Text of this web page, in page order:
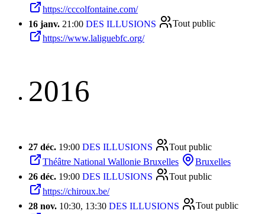
https://cccolfontaine.com/
16 janv. 21:00 DES ILLUSIONS
Tout public
https://www.laliguebfc.org/
2016
27 déc. 19:00 DES ILLUSIONS
Tout public
Théâtre National Wallonie Bruxelles
Bruxelles
26 déc. 19:00 DES ILLUSIONS
Tout public
https://chiroux.be/
28 nov. 10:30, 13:30 DES ILLUSIONS
Tout public